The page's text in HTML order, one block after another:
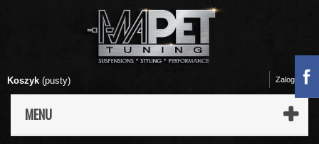
Koszyk (pusty)
MENU
Zaloguj się